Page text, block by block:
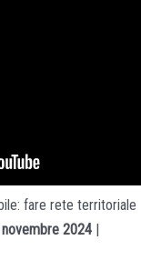
fare rete territoriale
2024 |